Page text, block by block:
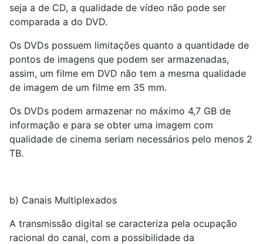
seja a de CD, a qualidade de vídeo não pode ser
comparada a do DVD.
Os DVDs possuem limitações quanto a quantidade de
pontos de imagens que podem ser armazenadas,
assim, um filme em DVD não tem a mesma qualidade
de imagem de um filme em 35 mm.
Os DVDs podem armazenar no máximo 4,7 GB de
informação e para se obter uma imagem com
qualidade de cinema seriam necessários pelo menos 2
TB.
b) Canais Multiplexados
A transmissão digital se caracteriza pela ocupação
racional do canal, com a possibilidade da